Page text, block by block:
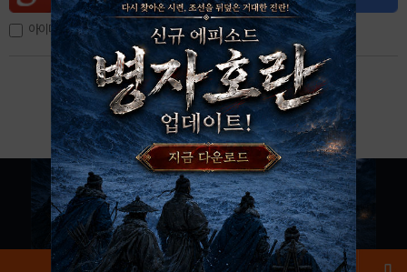
아이디, 이메일 저장
아이디 / 비밀번호 찾기 회원가입